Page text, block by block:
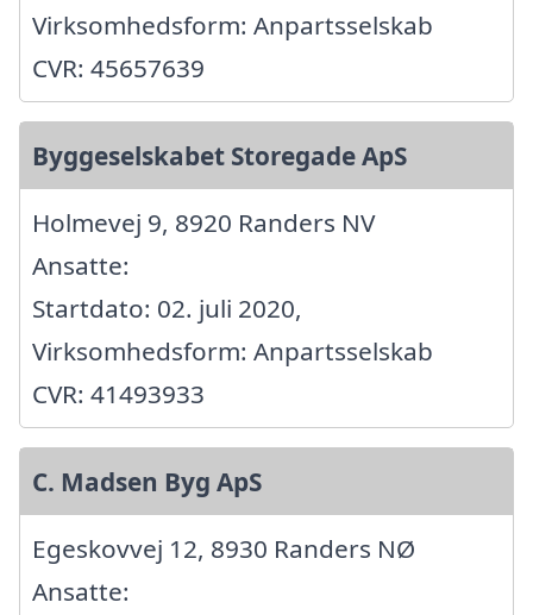
Virksomhedsform: Anpartsselskab
CVR: 45657639
Byggeselskabet Storegade ApS
Holmevej 9, 8920 Randers NV
Ansatte:
Startdato: 02. juli 2020,
Virksomhedsform: Anpartsselskab
CVR: 41493933
C. Madsen Byg ApS
Egeskovvej 12, 8930 Randers NØ
Ansatte: